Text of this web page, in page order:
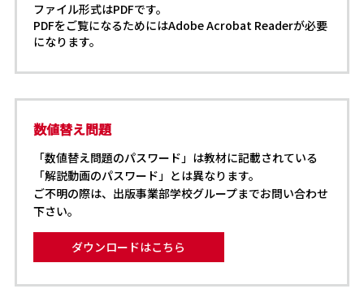
ファイル形式はPDFです。
PDFをご覧になるためにはAdobe Acrobat Readerが必要
になります。
数値替え問題
「数値替え問題のパスワード」は教材に記載されている
「解説動画のパスワード」とは異なります。
ご不明の際は、出版事業部学校グループまでお問い合わせ
下さい。
ダウンロードはこちら